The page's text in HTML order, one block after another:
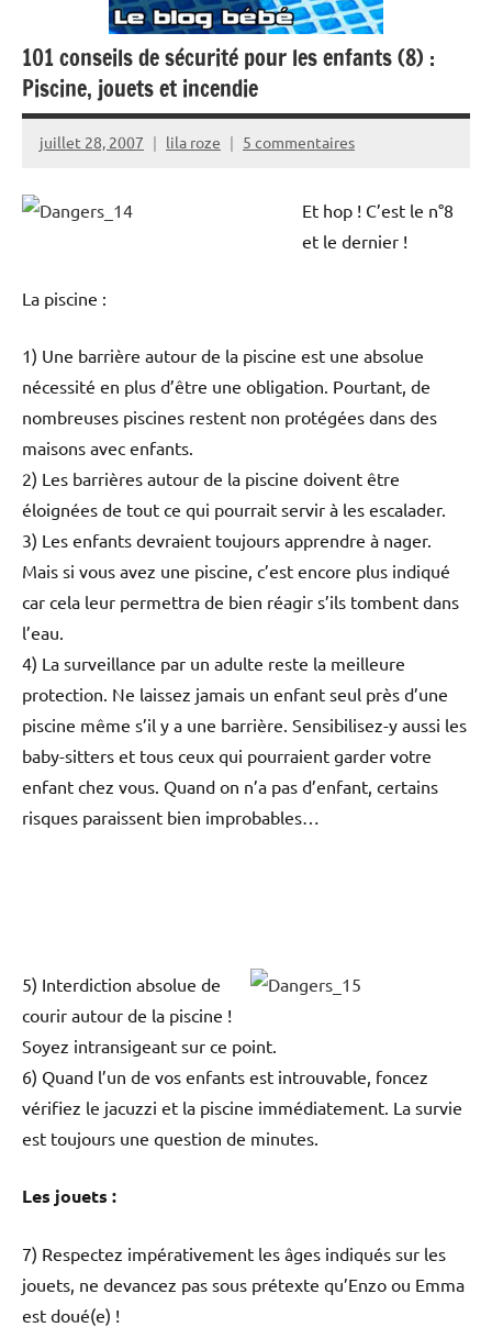
101 conseils de sécurité pour les enfants (8) :
Piscine, jouets et incendie
juillet 28, 2007 lila roze 5 commentaires
Et hop ! C’est le n°8
et le dernier !
La piscine :
1) Une barrière autour de la piscine est une absolue
nécessité en plus d’être une obligation. Pourtant, de
nombreuses piscines restent non protégées dans des
maisons avec enfants.
2) Les barrières autour de la piscine doivent être
éloignées de tout ce qui pourrait servir à les escalader.
3) Les enfants devraient toujours apprendre à nager.
Mais si vous avez une piscine, c’est encore plus indiqué
car cela leur permettra de bien réagir s’ils tombent dans
l’eau.
4) La surveillance par un adulte reste la meilleure
protection. Ne laissez jamais un enfant seul près d’une
piscine même s’il y a une barrière. Sensibilisez-y aussi les
baby-sitters et tous ceux qui pourraient garder votre
enfant chez vous. Quand on n’a pas d’enfant, certains
risques paraissent bien improbables…
5) Interdiction absolue de
courir autour de la piscine !
Soyez intransigeant sur ce point.
6) Quand l’un de vos enfants est introuvable, foncez
vérifiez le jacuzzi et la piscine immédiatement. La survie
est toujours une question de minutes.
Les jouets :
7) Respectez impérativement les âges indiqués sur les
jouets, ne devancez pas sous prétexte qu’Enzo ou Emma
est doué(e) !